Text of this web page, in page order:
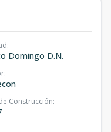
:
Domingo D.N.
:
Construcción: